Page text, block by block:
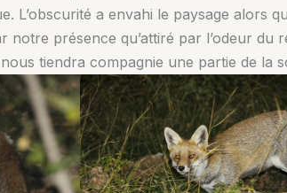
L’obscurité a envahi le paysage alors
notre présence qu’attiré par l’odeur du
tiendra compagnie une partie de la